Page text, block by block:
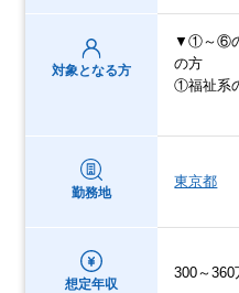
対象となる方
▼①～⑥の
の方
①福祉系
勤務地
東京都
想定年収
300～360